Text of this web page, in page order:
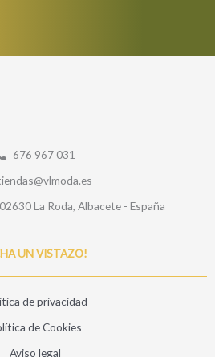
676 967 031
La Roda, Albacete - España
UN VISTAZO!
de privacidad
de Cookies
Aviso legal